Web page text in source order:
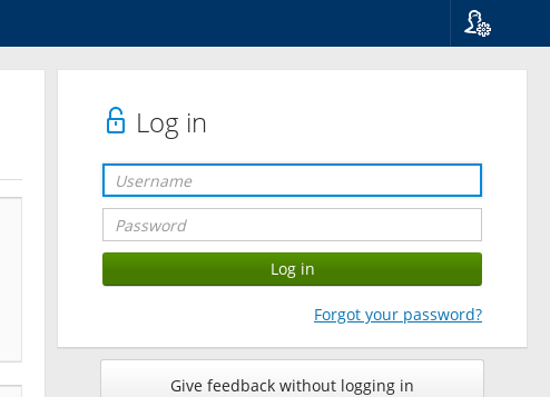
Log in
Forgot your password?
Give feedback without logging in